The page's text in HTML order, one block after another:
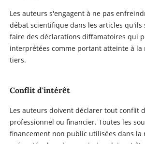
Les auteurs s'engagent à ne pas
débat scientifique dans les articles qu'ils
faire des déclarations diffamatoires qui
interprétées comme portant atteinte à
tiers.
Conflit d'intérêt
Les auteurs doivent déclarer tout conflit
professionnel ou financier. Toutes les
financement non public utilisées dans la